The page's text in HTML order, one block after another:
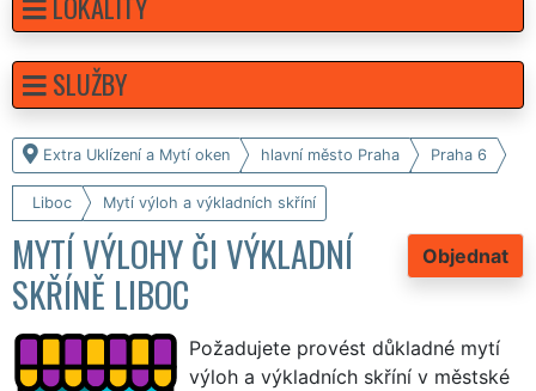
Extra Uklízení a Mytí oken hlavní město Praha Praha 6
Liboc Mytí výloh a výkladních skříní
Objednat
MYTÍ VÝLOHY ČI VÝKLADNÍ
SKŘÍNĚ LIBOC
Požadujete provést důkladné mytí
výloh a výkladních skříní v městské
SLUŽBY